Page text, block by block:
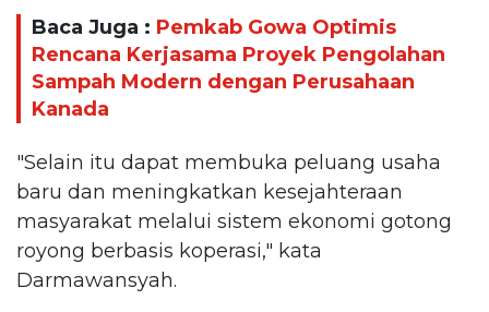
Baca Juga : Pemkab Gowa Optimis
Rencana Kerjasama Proyek Pengolahan
Sampah Modern dengan Perusahaan
Kanada
"Selain itu dapat membuka peluang usaha
baru dan meningkatkan kesejahteraan
masyarakat melalui sistem ekonomi gotong
royong berbasis koperasi," kata
Darmawansyah.